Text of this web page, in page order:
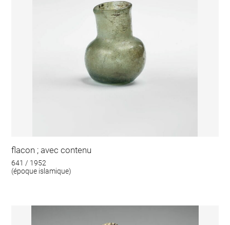
flacon ; avec contenu
641 / 1952
(époque islamique)